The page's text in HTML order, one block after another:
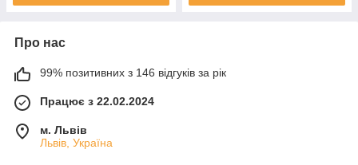
Про нас
99% позитивних з 146 відгуків за рік
Працює з 22.02.2024
м. Львів
Львів, Україна